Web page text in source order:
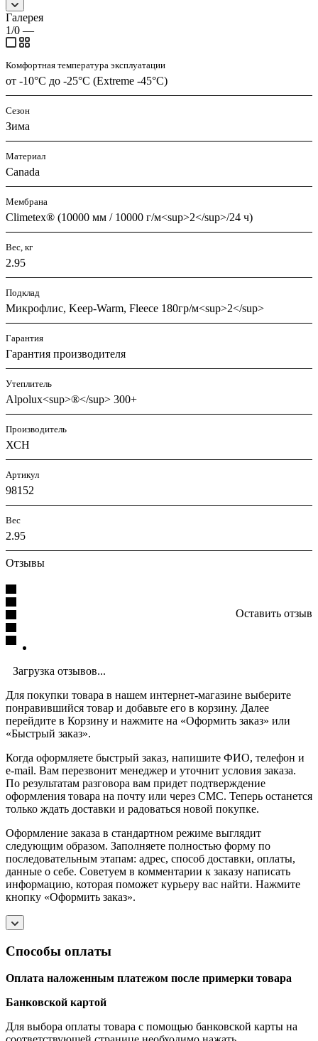
Галерея
1/0 —
Комфортная температура эксплуатации
от -10°С до -25°С (Extreme -45°С)
Сезон
Зима
Материал
Canada
Мембрана
Climetex® (10000 мм / 10000 г/м<sup>2</sup>/24 ч)
Вес, кг
2.95
Подклад
Микрофлис, Keep-Warm, Fleece 180гр/м<sup>2</sup>
Гарантия
Гарантия производителя
Утеплитель
Alpolux<sup>®</sup> 300+
Производитель
ХСН
Артикул
98152
Вес
2.95
Отзывы
Оставить отзыв
Загрузка отзывов...
Для покупки товара в нашем интернет-магазине выберите
понравившийся товар и добавьте его в корзину. Далее
перейдите в Корзину и нажмите на «Оформить заказ» или
«Быстрый заказ».
Когда оформляете быстрый заказ, напишите ФИО, телефон и
e-mail. Вам перезвонит менеджер и уточнит условия заказа.
По результатам разговора вам придет подтверждение
оформления товара на почту или через СМС. Теперь останется
только ждать доставки и радоваться новой покупке.
Оформление заказа в стандартном режиме выглядит
следующим образом. Заполняете полностью форму по
последовательным этапам: адрес, способ доставки, оплаты,
данные о себе. Советуем в комментарии к заказу написать
информацию, которая поможет курьеру вас найти. Нажмите
кнопку «Оформить заказ».
Способы оплаты
Оплата наложенным платежом после примерки товара
Банковской картой
Для выбора оплаты товара с помощью банковской карты на